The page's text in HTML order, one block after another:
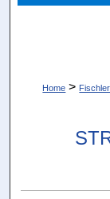
Home > Fischler